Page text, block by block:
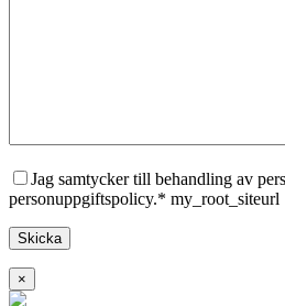
Jag samtycker till behandling av
personuppgiftspolicy.* my_root_siteurl
×